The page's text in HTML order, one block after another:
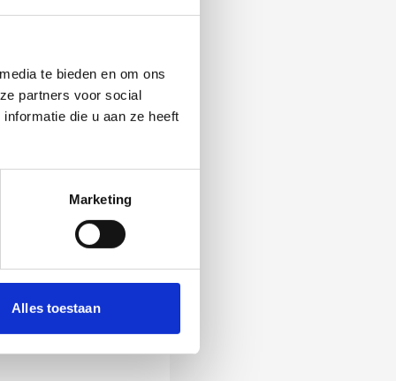
te bieden en om ons
partners voor social
die u aan ze heeft
Marketing
Alles toestaan
zij de vraag